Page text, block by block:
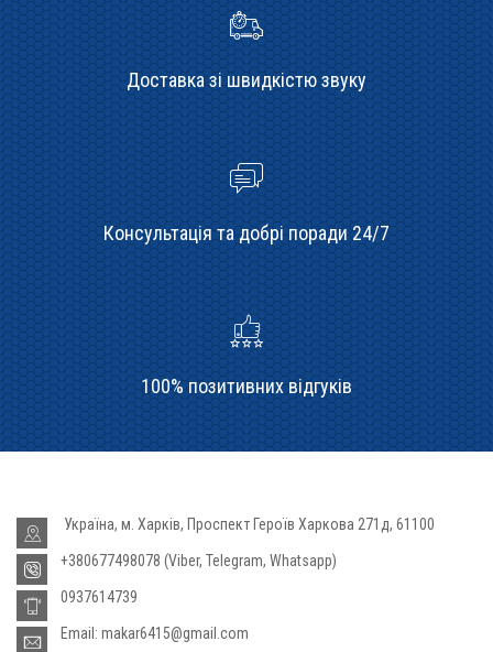
Доставка зі швидкістю звуку
Консультація та добрі поради 24/7
100% позитивних відгуків
Україна, м. Харків, Проспект Героїв Харкова 271д, 61100
+380677498078 (Viber, Telegram, Whatsapp)
0937614739
Email: makar6415@gmail.com